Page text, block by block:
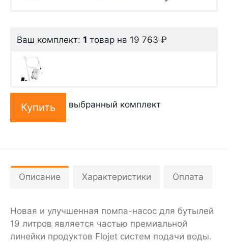
Ваш комплект: 1 товар на 19 763 ₽
выбранный комплект
Описание Характеристики Оплата
Новая и улучшенная помпа-насос для бутылей
19 литров является частью премиальной
линейки продуктов Flojet систем подачи воды.